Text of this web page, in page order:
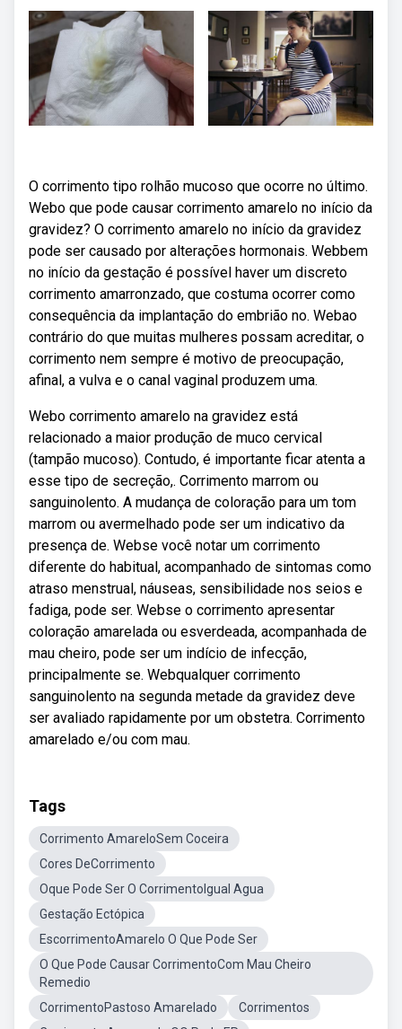
O corrimento tipo rolhão mucoso que ocorre no último.
Webo que pode causar corrimento amarelo no início da
gravidez? O corrimento amarelo no início da gravidez
pode ser causado por alterações hormonais. Webbem
no início da gestação é possível haver um discreto
corrimento amarronzado, que costuma ocorrer como
consequência da implantação do embrião no. Webao
contrário do que muitas mulheres possam acreditar, o
corrimento nem sempre é motivo de preocupação,
afinal, a vulva e o canal vaginal produzem uma.
Webo corrimento amarelo na gravidez está
relacionado a maior produção de muco cervical
(tampão mucoso). Contudo, é importante ficar atenta a
esse tipo de secreção,. Corrimento marrom ou
sanguinolento. A mudança de coloração para um tom
marrom ou avermelhado pode ser um indicativo da
presença de. Webse você notar um corrimento
diferente do habitual, acompanhado de sintomas como
atraso menstrual, náuseas, sensibilidade nos seios e
fadiga, pode ser. Webse o corrimento apresentar
coloração amarelada ou esverdeada, acompanhada de
mau cheiro, pode ser um indício de infecção,
principalmente se. Webqualquer corrimento
sanguinolento na segunda metade da gravidez deve
ser avaliado rapidamente por um obstetra. Corrimento
amarelado e/ou com mau.
Tags
Corrimento AmareloSem Coceira
Cores DeCorrimento
Oque Pode Ser O CorrimentoIgual Agua
Gestação Ectópica
EscorrimentoAmarelo O Que Pode Ser
O Que Pode Causar CorrimentoCom Mau Cheiro
Remedio
CorrimentoPastoso Amarelado
Corrimentos